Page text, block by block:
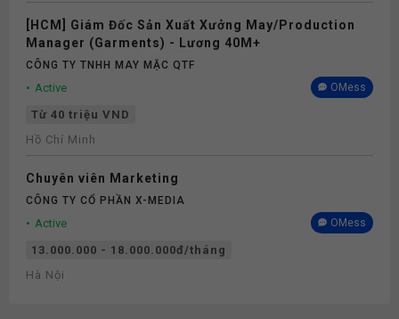
[HCM] Giám Đốc Sản Xuất Xưởng May/Production
Manager (Garments) - Lương 40M+
CÔNG TY TNHH MAY MẶC QTF
Active OMess
Từ 40 triệu VND
Hồ Chí Minh
Chuyên viên Marketing
CÔNG TY CỔ PHẦN X-MEDIA
Active OMess
13.000.000 - 18.000.000đ/tháng
Hà Nội